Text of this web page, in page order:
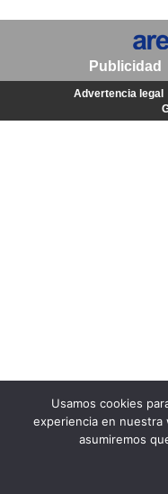
Usamos cookies
experiencia en nuestra
asumiremos
Publicidad
Advertencia legal